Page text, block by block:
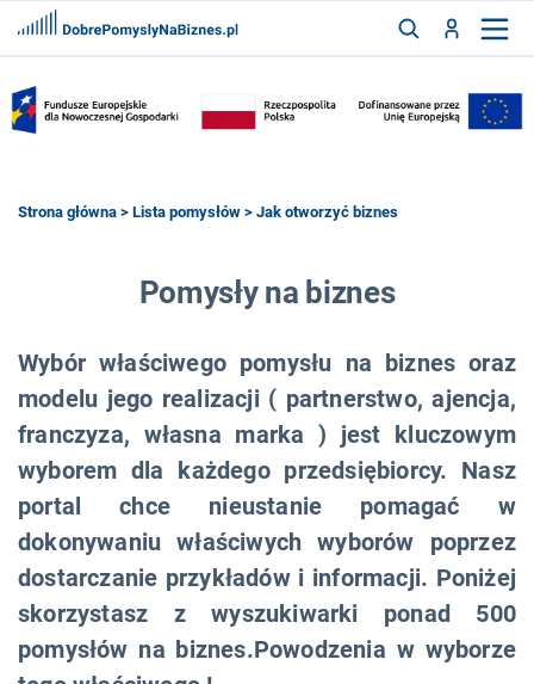
ZALOGUJ
ZAREJESTRUJ
FRANCZYZY
Strona główna > Lista pomysłów > Jak otworzyć biznes
Pomysły na biznes
Wybór właściwego pomysłu na biznes oraz
modelu jego realizacji ( partnerstwo, ajencja,
franczyza, własna marka ) jest kluczowym
wyborem dla każdego przedsiębiorcy. Nasz
portal chce nieustanie pomagać w
dokonywaniu właściwych wyborów poprzez
dostarczanie przykładów i informacji. Poniżej
skorzystasz z wyszukiwarki ponad 500
pomysłów na biznes.Powodzenia w wyborze